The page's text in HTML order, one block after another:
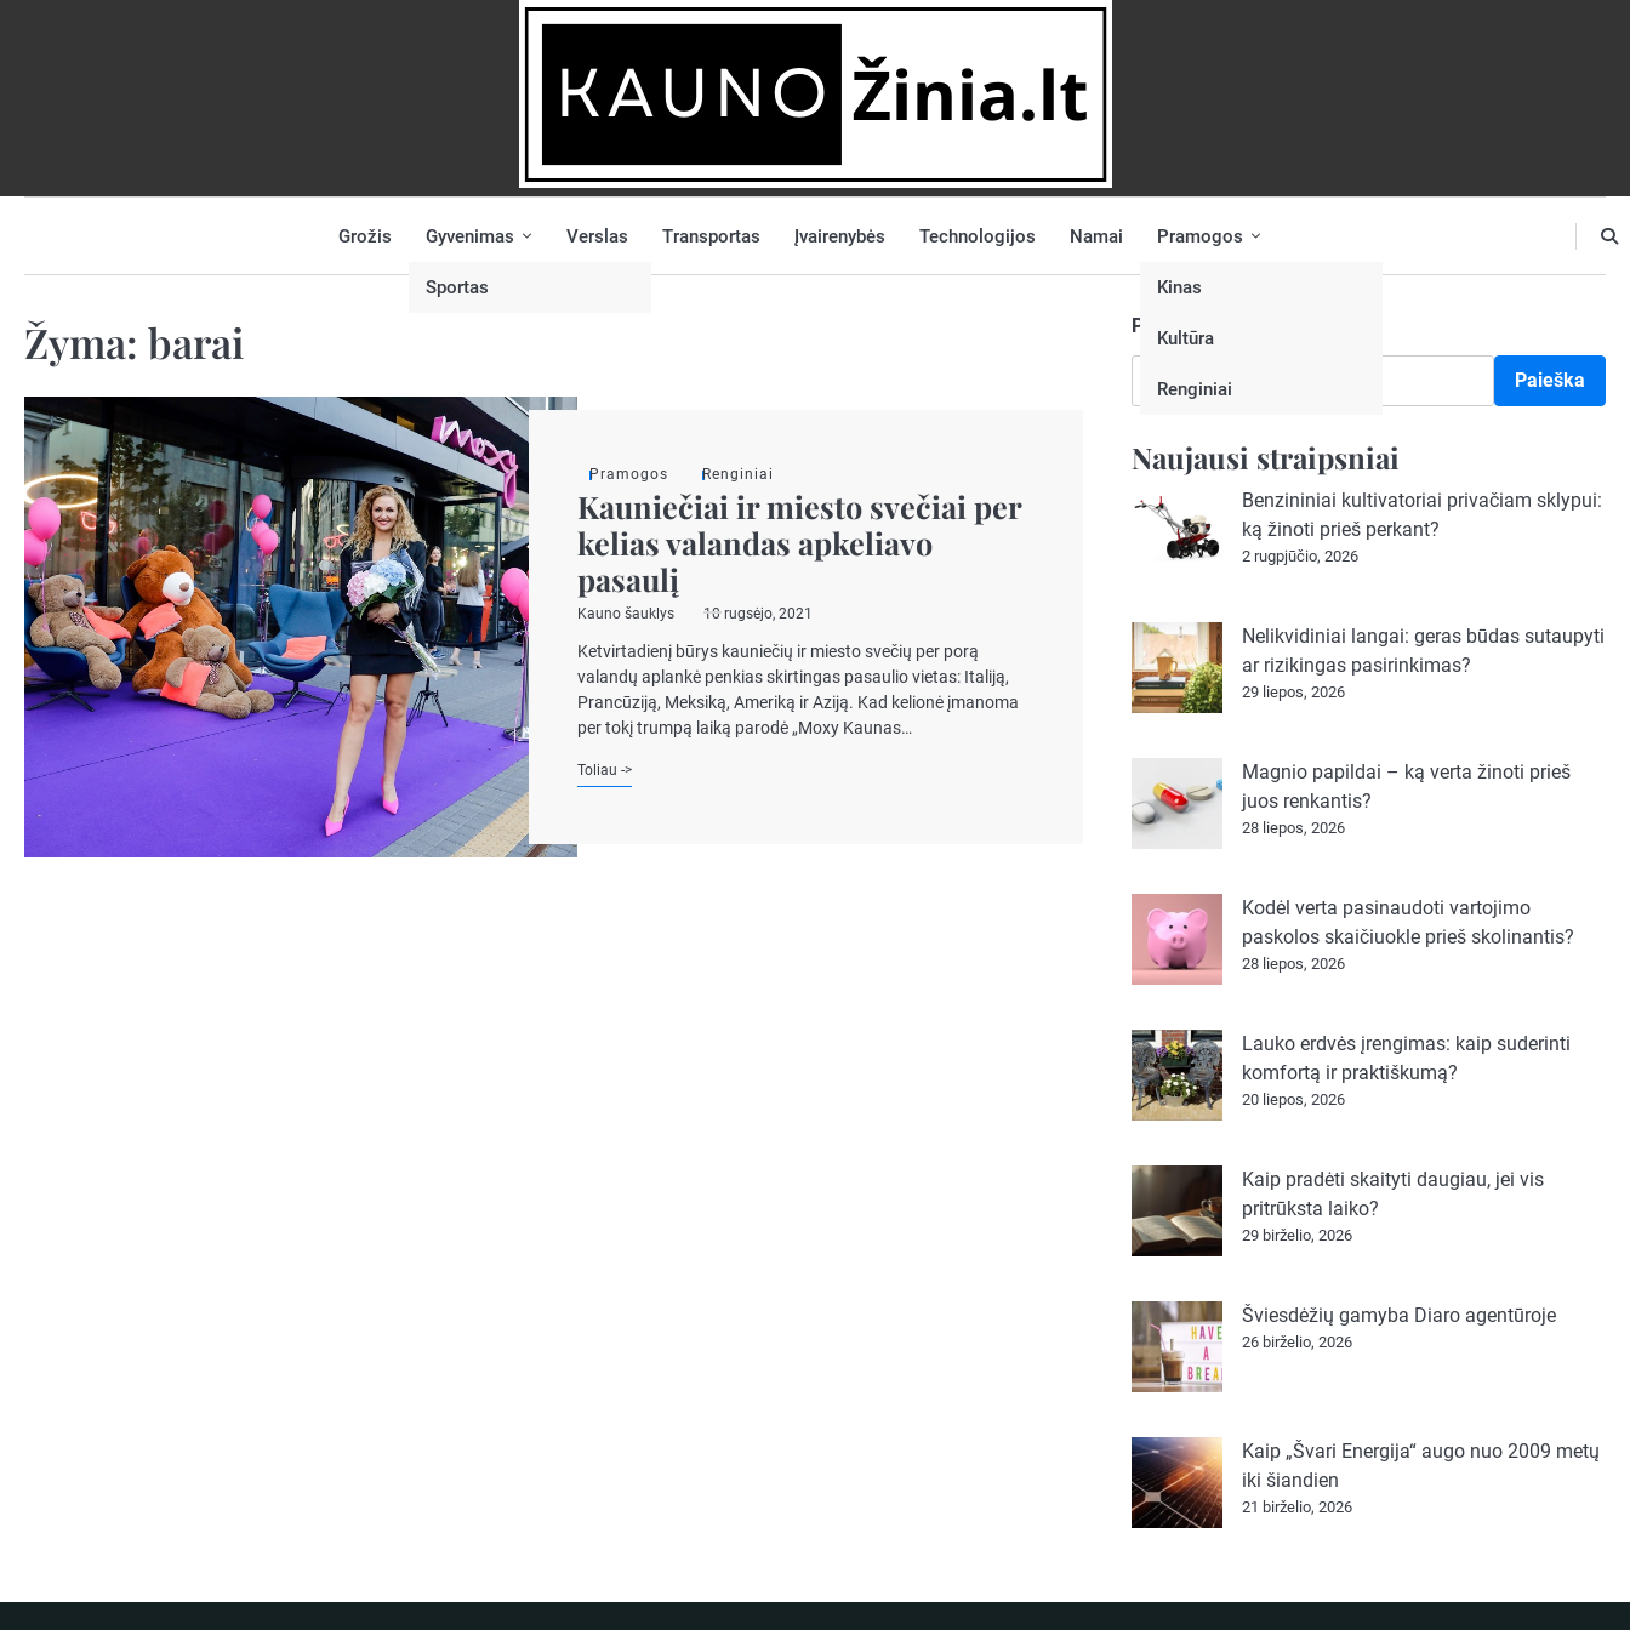
NAUJIENĄ
Grožis Gyvenimas
Sportas
Verslas Transportas Įvairenybės Technologijos Namai Pramogos
Kinas
Kultūra
Renginiai
Žyma: barai
Pramogos Renginiai
Kauniečiai ir miesto svečiai per
kelias valandas apkeliavo
pasaulį
Kauno šauklys 10 rugsėjo, 2021
Ketvirtadienį būrys kauniečių ir miesto svečių per porą
valandų aplankė penkias skirtingas pasaulio vietas: Italiją,
Prancūziją, Meksiką, Ameriką ir Aziją. Kad kelionė įmanoma
per tokį trumpą laiką parodė „Moxy Kaunas…
Toliau ->
Paieška
Paieška
Naujausi straipsniai
Benzininiai kultivatoriai privačiam sklypui:
ką žinoti prieš perkant?
2 rugpjūčio, 2026
Nelikvidiniai langai: geras būdas sutaupyti
ar rizikingas pasirinkimas?
29 liepos, 2026
Magnio papildai – ką verta žinoti prieš
juos renkantis?
28 liepos, 2026
Kodėl verta pasinaudoti vartojimo
paskolos skaičiuokle prieš skolinantis?
28 liepos, 2026
Lauko erdvės įrengimas: kaip suderinti
komfortą ir praktiškumą?
20 liepos, 2026
Kaip pradėti skaityti daugiau, jei vis
pritrūksta laiko?
29 birželio, 2026
Šviesdėžių gamyba Diaro agentūroje
26 birželio, 2026
Kaip „Švari Energija“ augo nuo 2009 metų
iki šiandien
21 birželio, 2026